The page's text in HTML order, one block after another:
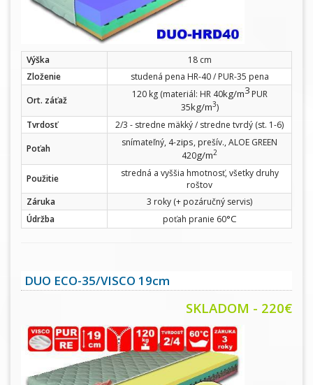
Výška
18 cm
Zloženie
studená pena HR-40 / PUR-35 pena
Ort. záťaž
120 kg (materiál: HR 40kg/m3 PUR
35kg/m3)
Tvrdosť
2/3 - stredne mäkký / stredne tvrdý (st. 1-6)
Poťah
snímateľný, 4-zips, prešív., ALOE GREEN
420g/m2
Použitie
stredná a vyššia hmotnosť, všetky druhy
roštov
Záruka
3 roky (+ pozáručný servis)
Údržba
poťah pranie 60°C
DUO ECO-35/VISCO 19cm
SKLADOM - 220€